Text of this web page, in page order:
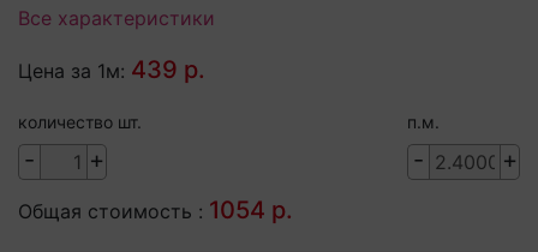
Все характеристики
Цена за 1м: 439 р.
количество шт.
- +
п.м.
- +
Общая стоимость : 1054 р.